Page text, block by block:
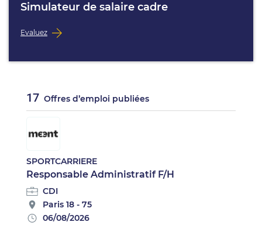
Simulateur de salaire cadre
Evaluez
17 Offres d’emploi publiées
SPORTCARRIERE
Responsable Administratif F/H
CDI
Paris 18 - 75
06/08/2026